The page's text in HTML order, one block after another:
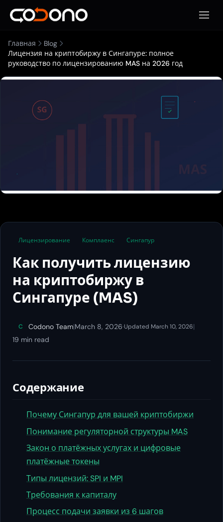
Главная
Blog
Лицензия на криптобиржу в Сингапуре: полное
руководство по лицензированию MAS на 2026 год
Лицензирование Комплаенс Сингапур
Как получить лицензию
на криптобиржу в
Сингапуре (MAS)
C Codono Team|March 8, 2026·Updated March 10, 2026|
19 min read
Содержание
Почему Сингапур для вашей криптобиржи
Понимание регуляторной структуры MAS
Закон о платёжных услугах и цифровые
платёжные токены
Типы лицензий: SPI и MPI
Требования к капиталу
Процесс подачи заявки из 6 шагов